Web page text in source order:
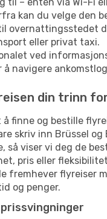
kan du velge den
overnattingsstedet
eller privat taxi.
ved
navigere
din trinn
å finne og bestille
skriv inn Brüssel og
så viser vi deg de
pris eller
fremhever flyreiser
og penger.